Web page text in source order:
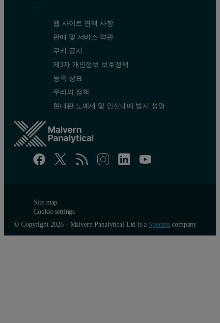
웹 사이트 면책 사항
판매 및 서비스 약관
쿠키 공지
제3자 개인정보 보호정책
등록 상표
우리의 정책
현대판 노예제 및 인신매매 방지 성명
Site map
Cookie settings
© Copyright 2026 - Malvern Panalytical Ltd is a Spectris company